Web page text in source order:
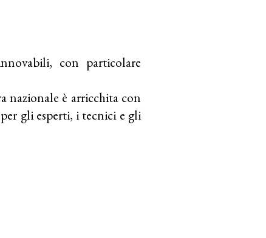
con particolare
nazionale è arricchita con
gli esperti, i tecnici e gli